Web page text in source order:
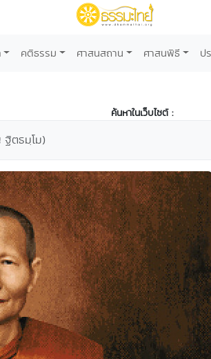
คติธรรม ศาสนสถาน ศาสนพิธี ป
ค้นหาในเว็บไซต์ :
ตธมฺโม)